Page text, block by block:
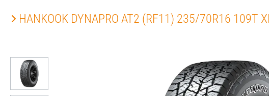
HANKOOK DYNAPRO AT2 (RF11) 235/70R16 109T
Bildergalerie überspringen